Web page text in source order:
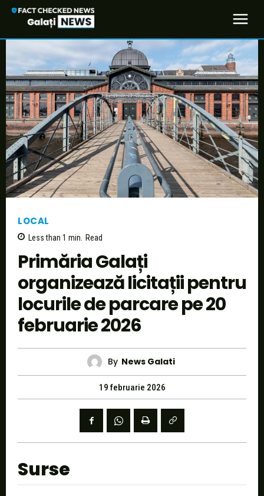
LOCAL
Less than 1 min. Read
Primăria Galați
organizează licitații pentru
locurile de parcare pe 20
februarie 2026
By News Galati
19 februarie 2026
Surse